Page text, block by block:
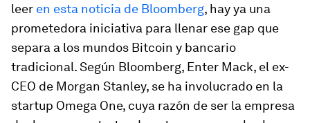
leer en esta noticia de Bloomberg, hay ya una
prometedora iniciativa para llenar ese gap que
separa a los mundos Bitcoin y bancario
tradicional. Según Bloomberg, Enter Mack, el ex-
CEO de Morgan Stanley, se ha involucrado en la
startup Omega One, cuya razón de ser la empresa